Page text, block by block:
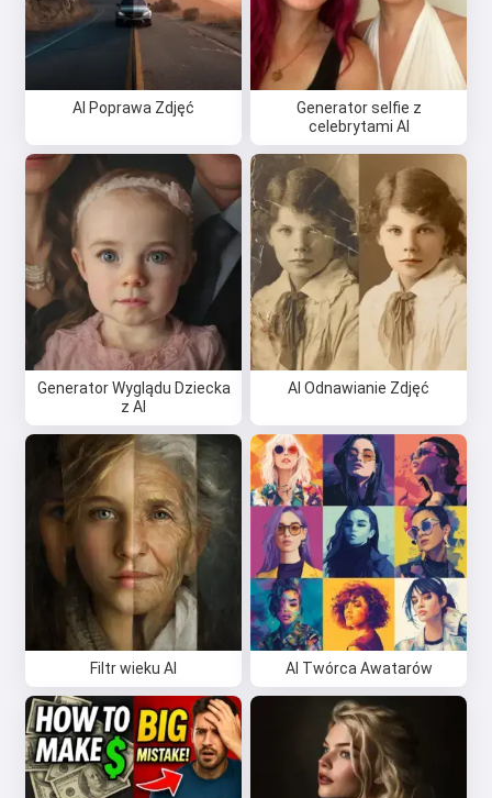
AI Poprawa Zdjęć
Generator selfie z
celebrytami AI
Generator Wyglądu Dziecka
z AI
AI Odnawianie Zdjęć
Filtr wieku AI AI Twórca Awatarów